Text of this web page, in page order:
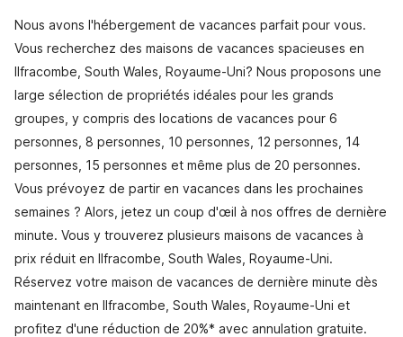
Nous avons l'hébergement de vacances parfait pour vous.
Vous recherchez des maisons de vacances spacieuses en
Ilfracombe, South Wales, Royaume-Uni? Nous proposons une
large sélection de propriétés idéales pour les grands
groupes, y compris des locations de vacances pour 6
personnes, 8 personnes, 10 personnes, 12 personnes, 14
personnes, 15 personnes et même plus de 20 personnes.
Vous prévoyez de partir en vacances dans les prochaines
semaines ? Alors, jetez un coup d'œil à nos offres de dernière
minute. Vous y trouverez plusieurs maisons de vacances à
prix réduit en Ilfracombe, South Wales, Royaume-Uni.
Réservez votre maison de vacances de dernière minute dès
maintenant en Ilfracombe, South Wales, Royaume-Uni et
profitez d'une réduction de 20%* avec annulation gratuite.